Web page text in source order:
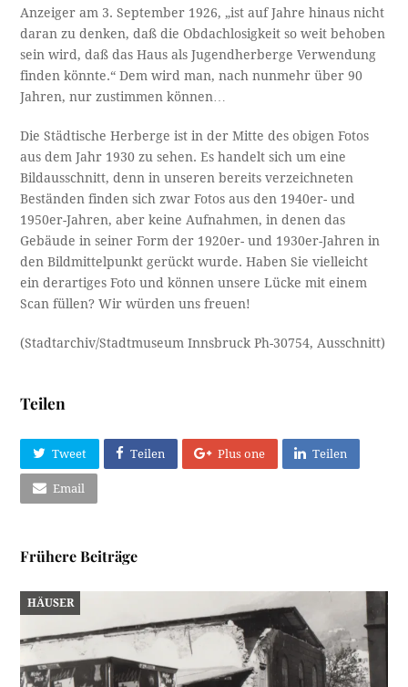
Anzeiger am 3. September 1926, „ist auf Jahre hinaus nicht
daran zu denken, daß die Obdachlosigkeit so weit behoben
sein wird, daß das Haus als Jugendherberge Verwendung
finden könnte.“ Dem wird man, nach nunmehr über 90
Jahren, nur zustimmen können…
Die Städtische Herberge ist in der Mitte des obigen Fotos
aus dem Jahr 1930 zu sehen. Es handelt sich um eine
Bildausschnitt, denn in unseren bereits verzeichneten
Beständen finden sich zwar Fotos aus den 1940er- und
1950er-Jahren, aber keine Aufnahmen, in denen das
Gebäude in seiner Form der 1920er- und 1930er-Jahren in
den Bildmittelpunkt gerückt wurde. Haben Sie vielleicht
ein derartiges Foto und können unsere Lücke mit einem
Scan füllen? Wir würden uns freuen!
(Stadtarchiv/Stadtmuseum Innsbruck Ph-30754, Ausschnitt)
Teilen
Tweet Teilen Plus one Teilen
Email
Frühere Beiträge
HÄUSER